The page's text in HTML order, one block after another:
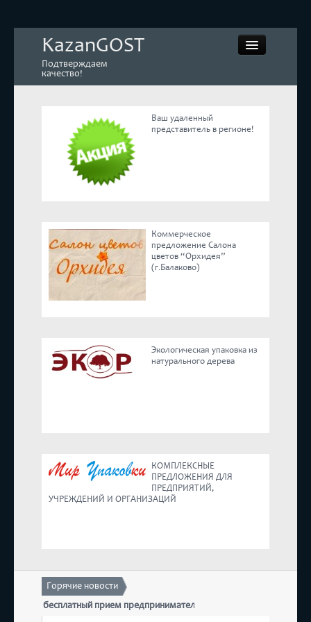
KazanGOST
Подтверждаем
качество!
Контрольная закупка
Дегустации. Экспертиза
Экспертное мнение
Корпоративные блоги
Предложения
Ваш удаленный
представитель в регионе!
Коммерческое
предложение Салона
цветов “Орхидея”
(г.Балаково)
Экологическая упаковка из
натурального дерева
КОМПЛЕКСНЫЕ
ПРЕДЛОЖЕНИЯ ДЛЯ
ПРЕДПРИЯТИЙ,
УЧРЕЖДЕНИЙ И ОРГАНИЗАЦИЙ
Горячие новости
бесплатный прием предпринимателей